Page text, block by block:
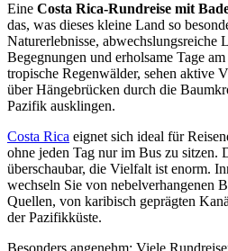
Eine Costa Rica-Rundreise mit
das, was dieses kleine Land so
Naturerlebnisse, abwechslungsreiche
Begegnungen und erholsame Tage
tropische Regenwälder, sehen aktive
über Hängebrücken durch die
Pazifik ausklingen.
Costa Rica eignet sich ideal für
ohne jeden Tag nur im Bus zu sitzen.
überschaubar, die Vielfalt ist enorm.
wechseln Sie von nebelverhangenen
Quellen, von karibisch geprägten
der Pazifikküste.